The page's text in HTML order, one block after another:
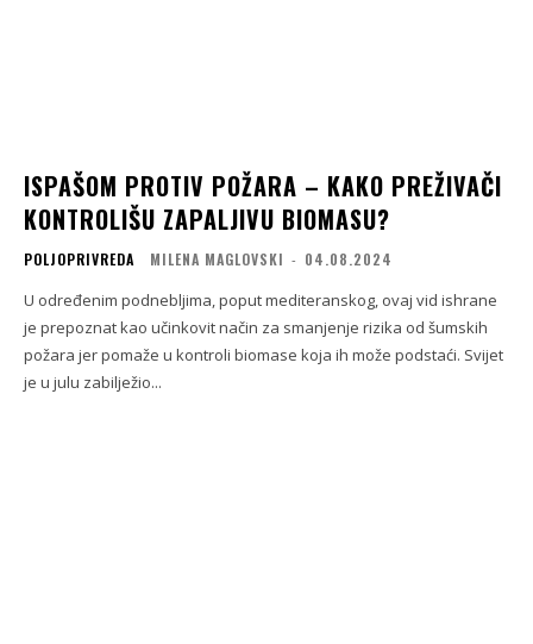
ISPAŠOM PROTIV POŽARA – KAKO PREŽIVAČI
KONTROLIŠU ZAPALJIVU BIOMASU?
POLJOPRIVREDA MILENA MAGLOVSKI - 04.08.2024
U određenim podnebljima, poput mediteranskog, ovaj vid ishrane
je prepoznat kao učinkovit način za smanjenje rizika od šumskih
požara jer pomaže u kontroli biomase koja ih može podstaći. Svijet
je u julu zabilježio...